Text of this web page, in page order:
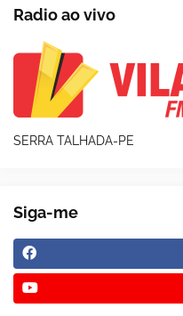
Radio ao vivo
SERRA TALHADA-PE
Siga-me